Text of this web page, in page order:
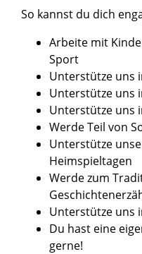
So kannst du dich
Arbeite mit
Sport
Unterstütze uns
Unterstütze uns
Unterstütze uns
Werde Teil von
Unterstütze
Heimspieltagen
Werde zum
Unterstütze uns
Du hast eine
gerne!